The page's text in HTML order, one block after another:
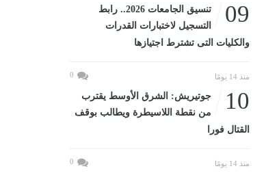
09
تنسيق الجامعات 2026.. رابط
التسجيل لاختبارات القدرات
والكليات التى تشترط اجتيازها
منذ 14 يومًا 0
10
جوتيريش: الشرق الأوسط يقترب
من نقطة اللاسيطرة ويطالب بوقف
القتال فورا
منذ 14 يومًا 0